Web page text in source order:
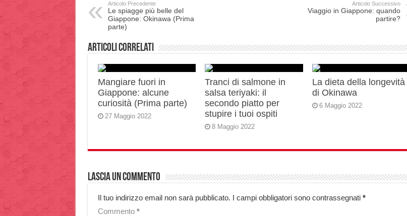
Articolo Precedente
Le spiagge più belle del
Giappone: Okinawa (Prima
parte)
Articolo Successivo
Viaggio in Giappone: quando
partire?
Articoli correlati
Mangiare fuori in
Giappone: alcune
curiosità (Prima parte)
27 Maggio 2022
Tranci di salmone in
salsa teriyaki: il
secondo piatto per
stupire i tuoi ospiti
8 Maggio 2022
La dieta della longevità
di Okinawa
6 Maggio 2022
Lascia un commento
Il tuo indirizzo email non sarà pubblicato. I campi obbligatori sono contrassegnati *
Commento *